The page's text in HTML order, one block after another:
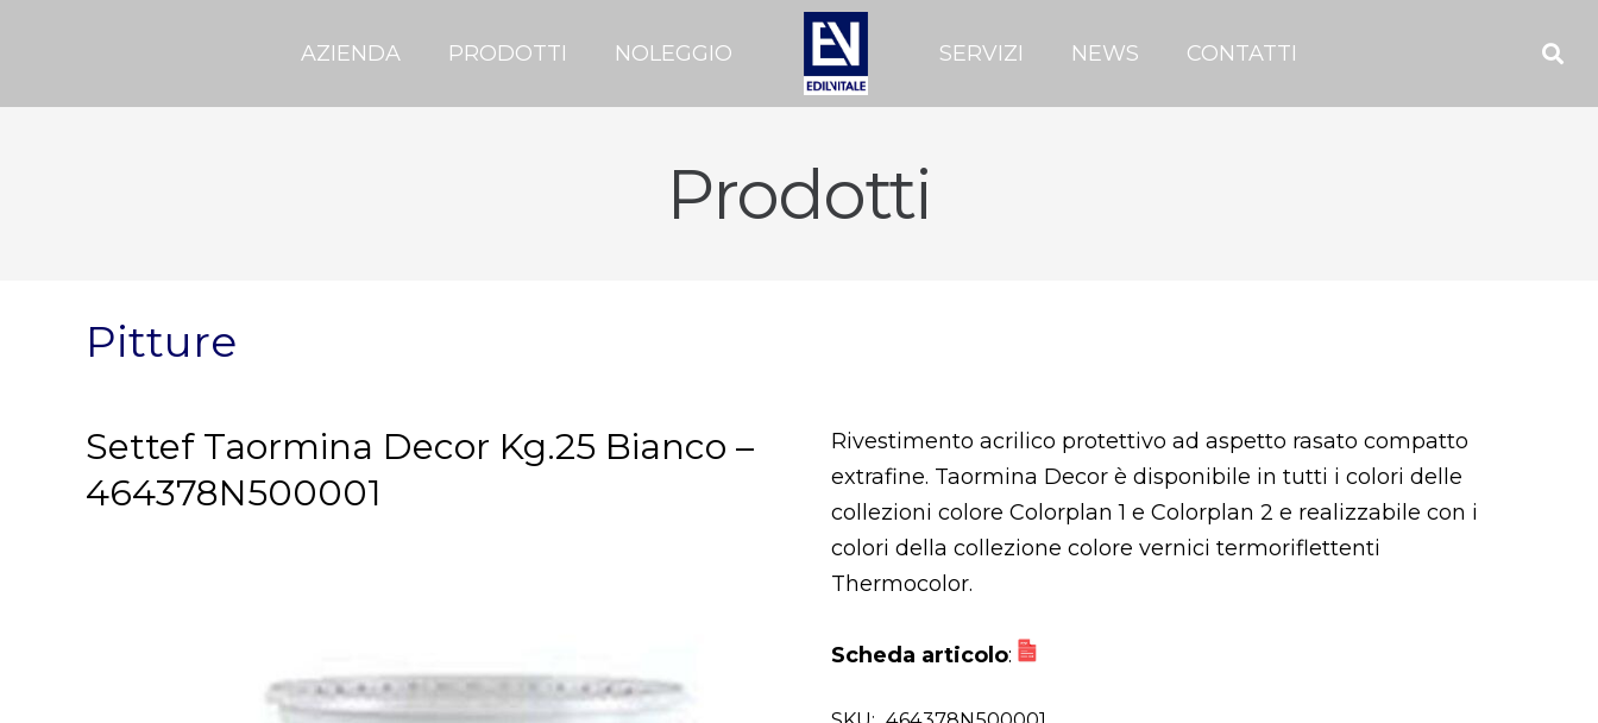
AZIENDA PRODOTTI NOLEGGIO SERVIZI NEWS CONTATTI
Prodotti
Pitture
Settef Taormina Decor Kg.25 Bianco –
464378N500001
Rivestimento acrilico protettivo ad aspetto rasato compatto
extrafine. Taormina Decor è disponibile in tutti i colori delle
collezioni colore Colorplan 1 e Colorplan 2 e realizzabile con i
colori della collezione colore vernici termoriflettenti
Thermocolor.
Scheda articolo: